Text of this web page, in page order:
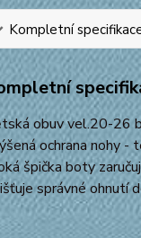
Kompletní
obuv vel.20-26
ochrana nohy
špička boty
správné ohnutí